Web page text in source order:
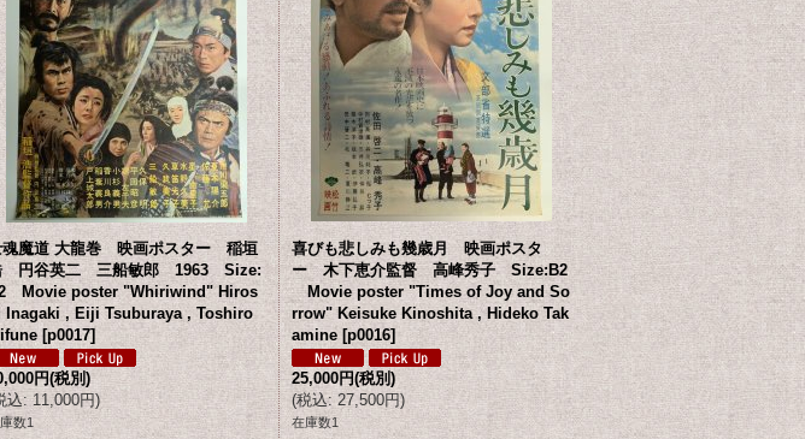
魂魔道 大龍巻 映画ポスター 稲垣
円谷英二 三船敏郎 1963 Size:
Movie poster "Whiriwind" Hiros
Inagaki , Eiji Tsuburaya , Toshiro
[p0017]
円(税別)
込: 11,000円)
数1
喜びも悲しみも幾歳月 映画ポスタ
ー 木下恵介監督 高峰秀子 Size:B2
Movie poster "Times of Joy and So
rrow" Keisuke Kinoshita , Hideko Tak
amine [p0016]
25,000円(税別)
(税込: 27,500円)
在庫数1